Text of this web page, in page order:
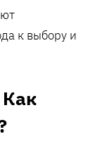
к выбору и
Как